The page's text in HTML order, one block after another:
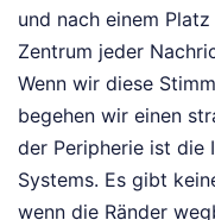
und nach einem
Zentrum jeder
Wenn wir diese
begehen wir einen
der Peripherie ist die
Systems. Es gibt
wenn die Ränder